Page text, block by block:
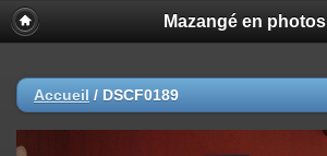
Mazangé en photos
Accueil / DSCF0189